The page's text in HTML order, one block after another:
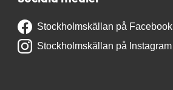
Stockholmskällan på Facebook
Stockholmskällan på Instagram